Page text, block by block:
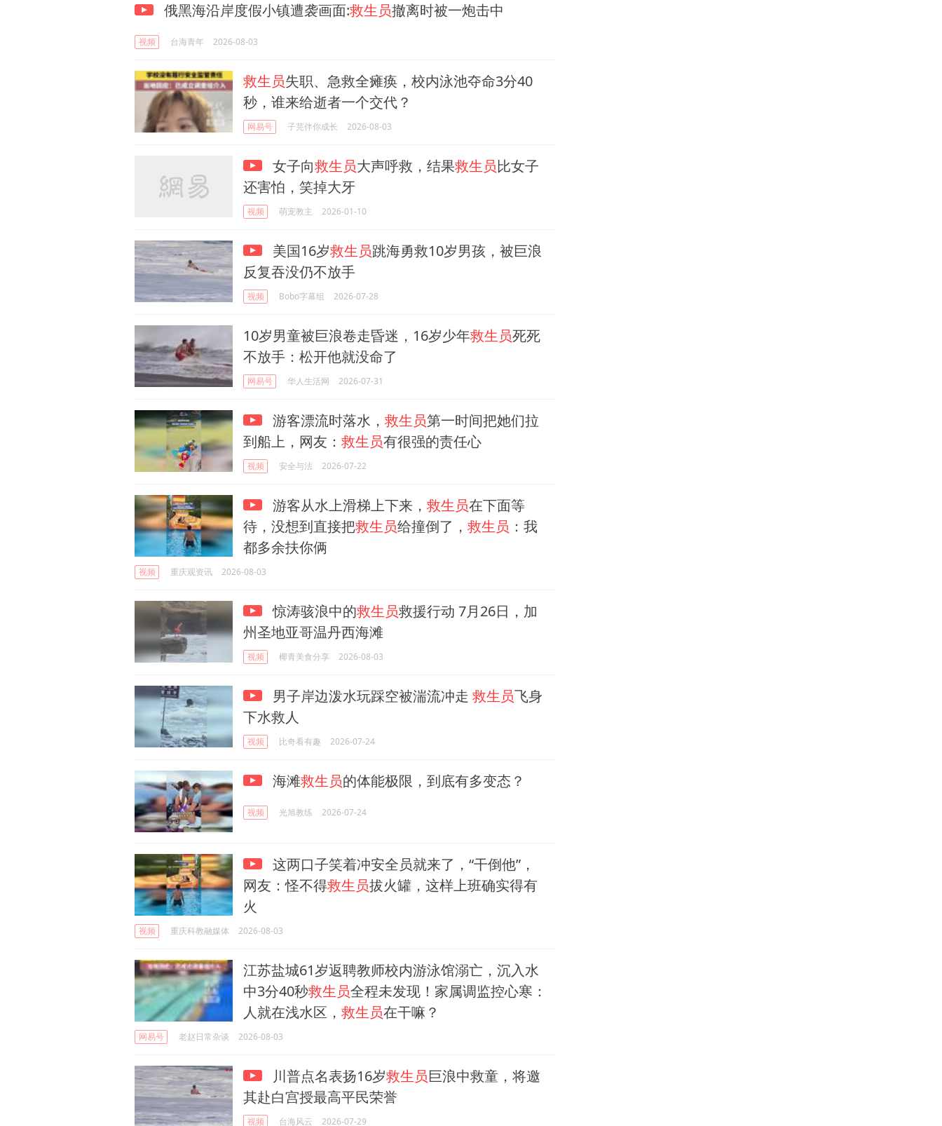
俄黑海沿岸度假小镇遭袭画面:救生员撤离时被一炮击中
视频 台海青年 2026-08-03
救生员失职、急救全瘫痪，校内泳池夺命3分40
秒，谁来给逝者一个交代？
网易号 子芫伴你成长 2026-08-03
女子向救生员大声呼救，结果救生员比女子
还害怕，笑掉大牙
视频 萌宠教主 2026-01-10
美国16岁救生员跳海勇救10岁男孩，被巨浪
反复吞没仍不放手
视频 Bobo字幕组 2026-07-28
10岁男童被巨浪卷走昏迷，16岁少年救生员死死
不放手：松开他就没命了
网易号 华人生活网 2026-07-31
游客漂流时落水， 救生员第一时间把她们拉
到船上，网友： 救生员有很强的责任心
视频 安全与法 2026-07-22
游客从水上滑梯上下来， 救生员在下面等
待，没想到直接把救生员给撞倒了， 救生员 ：我
都多余扶你俩
视频 重庆观资讯 2026-08-03
惊涛骇浪中的救生员救援行动 7月26日，加
州圣地亚哥温丹西海滩
视频 椰青美食分享 2026-08-03
男子岸边泼水玩踩空被湍流冲走 救生员飞身
下水救人
视频 比奇看有趣 2026-07-24
海滩救生员的体能极限，到底有多变态？
视频 光旭教练 2026-07-24
这两口子笑着冲安全员就来了，“干倒他”，
网友：怪不得救生员拔火罐，这样上班确实得有
火
视频 重庆科教融媒体 2026-08-03
江苏盐城61岁返聘教师校内游泳馆溺亡，沉入水
中3分40秒救生员全程未发现！家属调监控心寒：
人就在浅水区， 救生员在干嘛？
网易号 老赵日常杂谈 2026-08-03
川普点名表扬16岁救生员巨浪中救童，将邀
其赴白宫授最高平民荣誉
视频 台海风云 2026-07-29